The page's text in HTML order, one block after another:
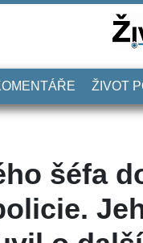
ŽIVOT
šéfa